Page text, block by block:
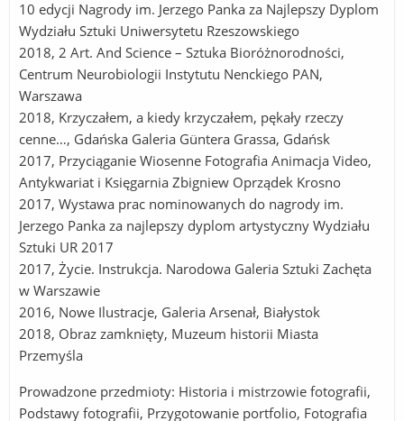
10 edycji Nagrody im. Jerzego Panka za Najlepszy Dyplom
Wydziału Sztuki Uniwersytetu Rzeszowskiego
2018, 2 Art. And Science – Sztuka Bioróżnorodności,
Centrum Neurobiologii Instytutu Nenckiego PAN,
Warszawa
2018, Krzyczałem, a kiedy krzyczałem, pękały rzeczy
cenne…, Gdańska Galeria Güntera Grassa, Gdańsk
2017, Przyciąganie Wiosenne Fotografia Animacja Video,
Antykwariat i Księgarnia Zbigniew Oprządek Krosno
2017, Wystawa prac nominowanych do nagrody im.
Jerzego Panka za najlepszy dyplom artystyczny Wydziału
Sztuki UR 2017
2017, Życie. Instrukcja. Narodowa Galeria Sztuki Zachęta
w Warszawie
2016, Nowe Ilustracje, Galeria Arsenał, Białystok
2018, Obraz zamknięty, Muzeum historii Miasta
Przemyśla
Prowadzone przedmioty: Historia i mistrzowie fotografii,
Podstawy fotografii, Przygotowanie portfolio, Fotografia